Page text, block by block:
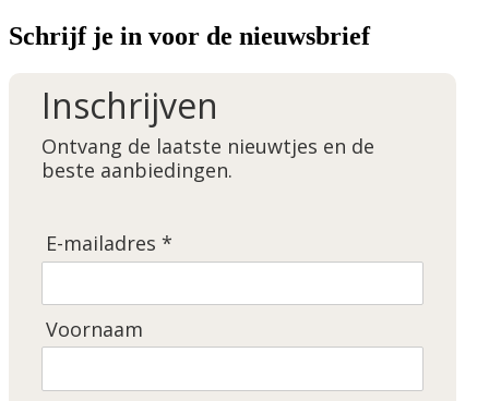
Schrijf je in voor de nieuwsbrief
Inschrijven
Ontvang de laatste nieuwtjes en de
beste aanbiedingen.
E-mailadres *
Voornaam